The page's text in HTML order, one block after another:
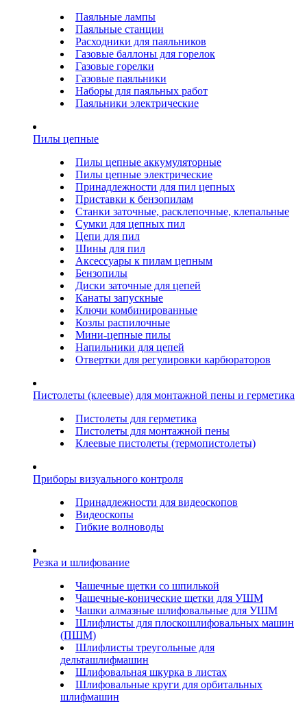
Паяльные лампы
Паяльные станции
Расходники для паяльников
Газовые баллоны для горелок
Газовые горелки
Газовые паяльники
Наборы для паяльных работ
Паяльники электрические
Пилы цепные
Пилы цепные аккумуляторные
Пилы цепные электрические
Принадлежности для пил цепных
Приставки к бензопилам
Станки заточные, расклепочные, клепальные
Сумки для цепных пил
Цепи для пил
Шины для пил
Аксессуары к пилам цепным
Бензопилы
Диски заточные для цепей
Канаты запускные
Ключи комбинированные
Козлы распилочные
Мини-цепные пилы
Напильники для цепей
Отвертки для регулировки карбюраторов
Пистолеты (клеевые) для монтажной пены и герметика
Пистолеты для герметика
Пистолеты для монтажной пены
Клеевые пистолеты (термопистолеты)
Приборы визуального контроля
Принадлежности для видеоскопов
Видеоскопы
Гибкие волноводы
Резка и шлифование
Чашечные щетки со шпилькой
Чашечные-конические щетки для УШМ
Чашки алмазные шлифовальные для УШМ
Шлифлисты для плоскошлифовальных машин
(ПШМ)
Шлифлисты треугольные для
дельташлифмашин
Шлифовальная шкурка в листах
Шлифовальные круги для орбитальных
шлифмашин